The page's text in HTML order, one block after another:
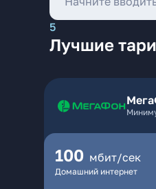
5
Лучшие
100 мбит/сек
Домашний интернет